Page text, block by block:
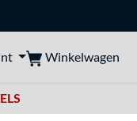
Winkelwagen